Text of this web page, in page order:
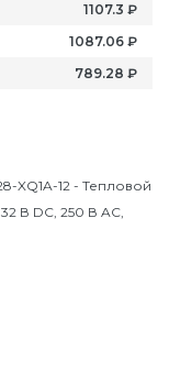
XQ1A-12 - Тепловой
В DC, 250 В AC,
1107.3 ₽
1087.06 ₽
789.28 ₽